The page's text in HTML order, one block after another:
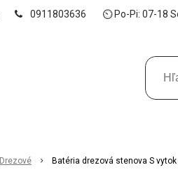
0911803636 ⏲ Po-Pi: 07-18
Drezové Batéria drezová stenova S